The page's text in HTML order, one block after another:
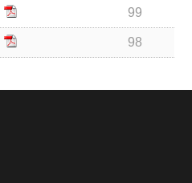
99
98